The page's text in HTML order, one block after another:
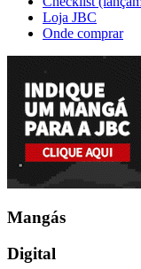
Loja JBC
Onde comprar
Mangás
Digital